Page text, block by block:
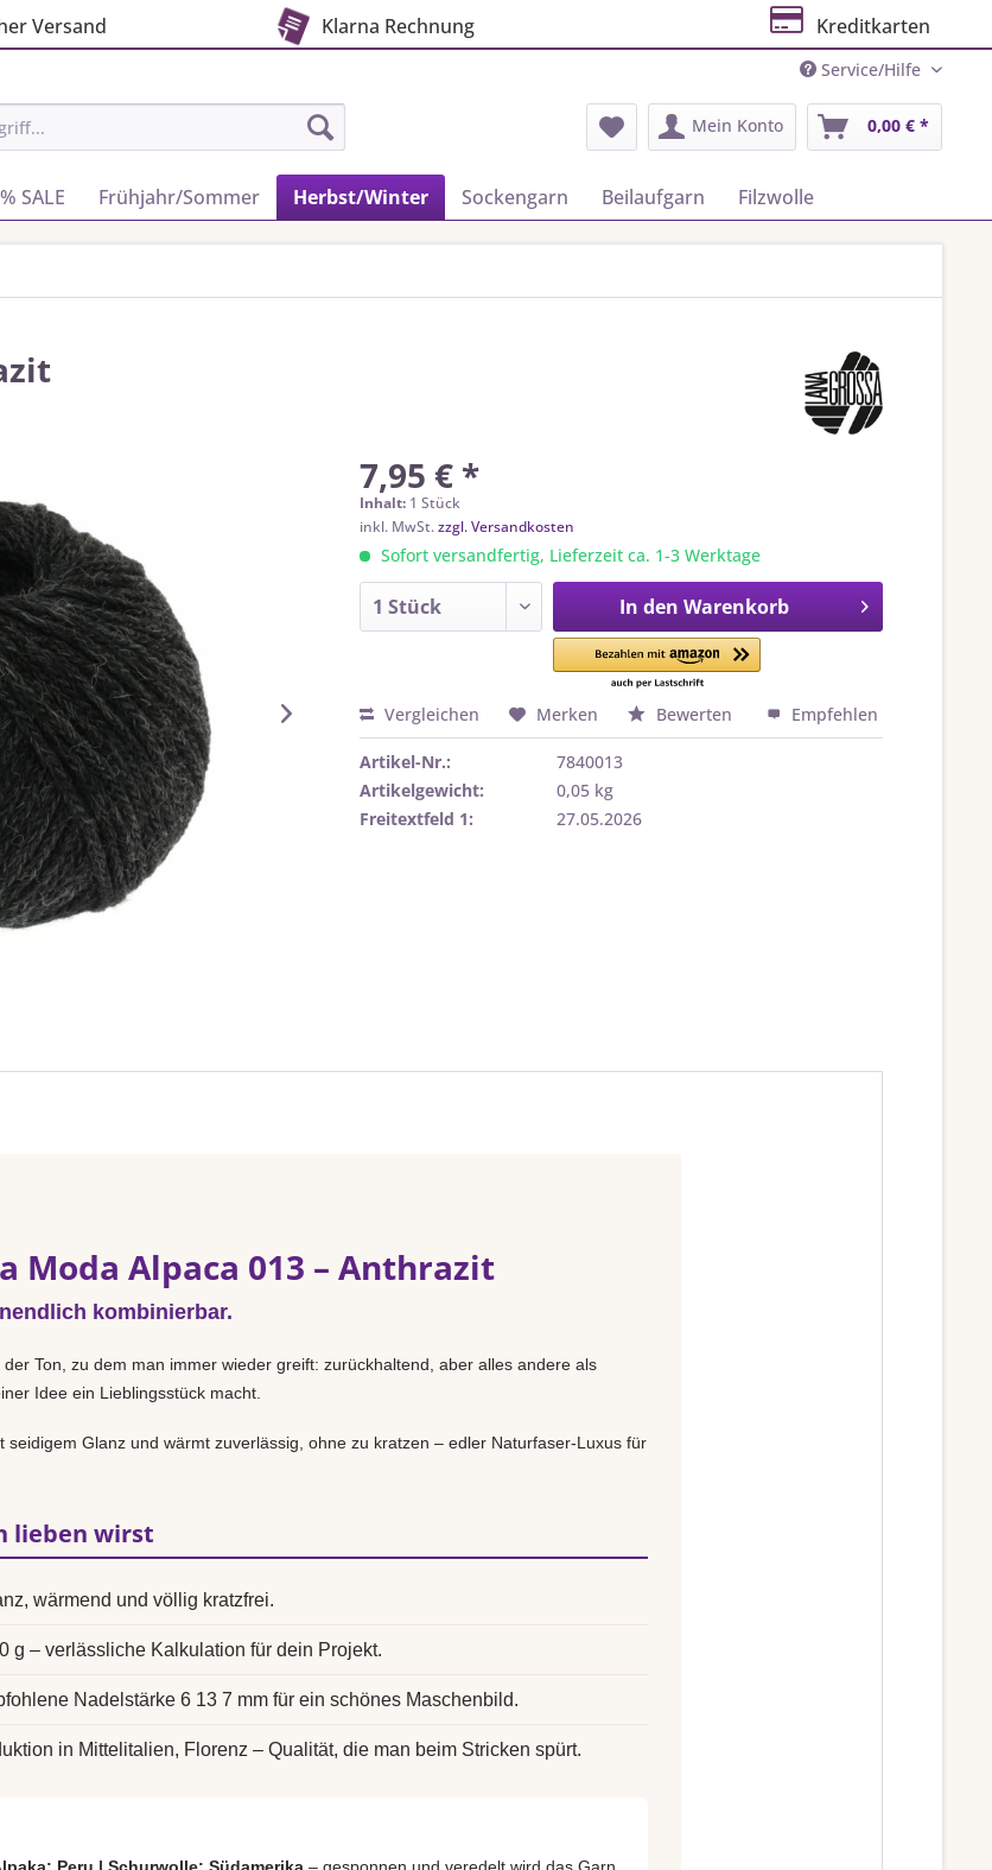
Versand Klarna Rechnung Kreditkarten
Service/Hilfe
Mein Konto 0,00 € *
% SALE Frühjahr/Sommer Herbst/Winter Sockengarn Beilaufgarn Filzwolle
7,95 € *
Inhalt: 1 Stück
inkl. MwSt.zzgl. Versandkosten
Sofort versandfertig, Lieferzeit ca. 1-3 Werktage
In den Warenkorb
Vergleichen Merken Bewerten Empfehlen
Artikel-Nr.:
7840013
Artikelgewicht:
0,05 kg
Freitextfeld 1:
27.05.2026
Moda Alpaca 013 – Anthrazit
kombinierbar.
der Ton, zu dem man immer wieder greift: zurückhaltend, aber alles andere als
Idee ein Lieblingsstück macht.
seidigem Glanz und wärmt zuverlässig, ohne zu kratzen – edler Naturfaser-Luxus für
lieben wirst
wärmend und völlig kratzfrei.
g – verlässliche Kalkulation für dein Projekt.
Nadelstärke 6 13 7 mm für ein schönes Maschenbild.
in Mittelitalien, Florenz – Qualität, die man beim Stricken spürt.